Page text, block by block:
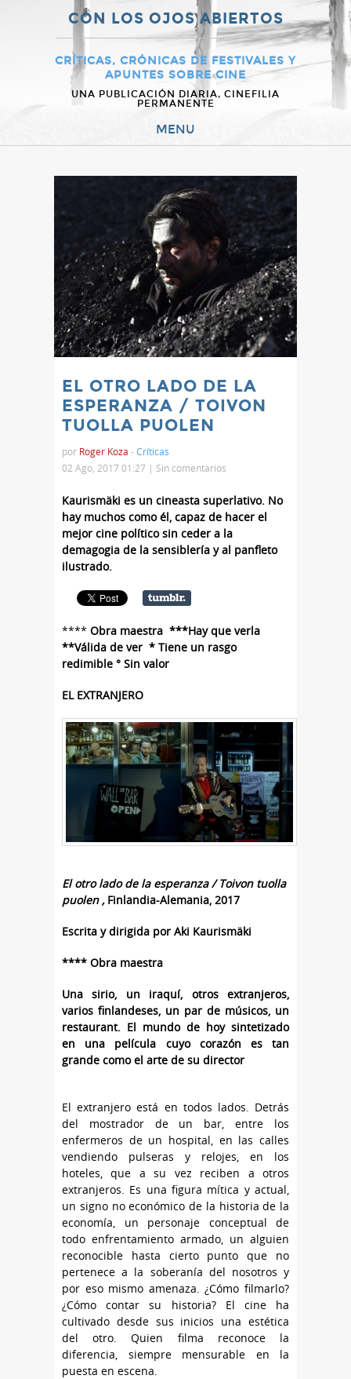
CON LOS OJOS ABIERTOS
CRÍTICAS, CRÓNICAS DE FESTIVALES Y
APUNTES SOBRE CINE
UNA PUBLICACIÓN DIARIA, CINEFILIA
PERMANENTE
MENU
EL OTRO LADO DE LA
ESPERANZA / TOIVON
TUOLLA PUOLEN
por Roger Koza -Críticas
02 Ago, 2017 01:27 | Sin comentarios
Kaurismäki es un cineasta superlativo. No
hay muchos como él, capaz de hacer el
mejor cine político sin ceder a la
demagogia de la sensiblería y al panfleto
ilustrado.
**** Obra maestra ***Hay que verla
**Válida de ver * Tiene un rasgo
redimible ° Sin valor
EL EXTRANJERO
El otro lado de la esperanza / Toivon tuolla
puolen , Finlandia-Alemania, 2017
Escrita y dirigida por Aki Kaurismäki
**** Obra maestra
Una sirio, un iraquí, otros extranjeros,
varios finlandeses, un par de músicos, un
restaurant. El mundo de hoy sintetizado
en una película cuyo corazón es tan
grande como el arte de su director
El extranjero está en todos lados. Detrás
del mostrador de un bar, entre los
enfermeros de un hospital, en las calles
vendiendo pulseras y relojes, en los
hoteles, que a su vez reciben a otros
extranjeros. Es una figura mítica y actual,
un signo no económico de la historia de la
economía, un personaje conceptual de
todo enfrentamiento armado, un alguien
reconocible hasta cierto punto que no
pertenece a la soberanía del nosotros y
por eso mismo amenaza. ¿Cómo filmarlo?
¿Cómo contar su historia? El cine ha
cultivado desde sus inicios una estética
del otro. Quien filma reconoce la
diferencia, siempre mensurable en la
puesta en escena.